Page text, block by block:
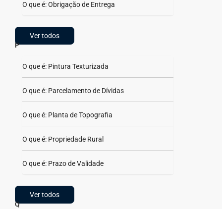
O que é: Obrigação de Entrega
Ver todos
P
O que é: Pintura Texturizada
O que é: Parcelamento de Dívidas
O que é: Planta de Topografia
O que é: Propriedade Rural
O que é: Prazo de Validade
Ver todos
Q